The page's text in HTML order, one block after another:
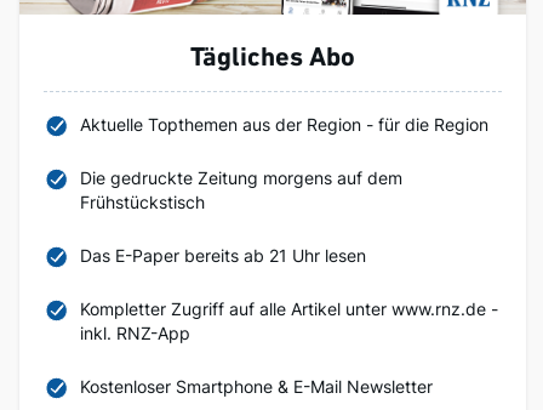
Tägliches Abo
Aktuelle Topthemen aus der Region - für die Region
Die gedruckte Zeitung morgens auf dem
Frühstückstisch
Das E-Paper bereits ab 21 Uhr lesen
Kompletter Zugriff auf alle Artikel unter www.rnz.de -
inkl. RNZ-App
Kostenloser Smartphone & E-Mail Newsletter